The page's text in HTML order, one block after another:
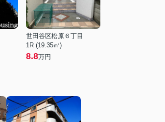
世田谷区松原６丁目
1R (19.35㎡)
8.8万円